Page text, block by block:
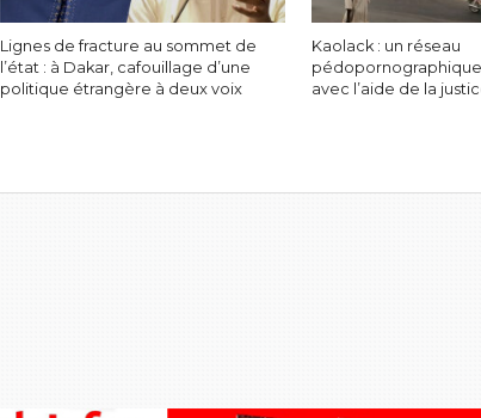
Lignes de fracture au sommet de
l’état : à Dakar, cafouillage d’une
politique étrangère à deux voix
Kaolack : un réseau
avec l’aide de la